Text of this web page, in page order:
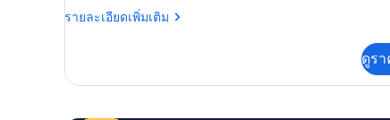
รายละเอียดเพิ่มเติม
ราย
เกี่ยว
ดูร